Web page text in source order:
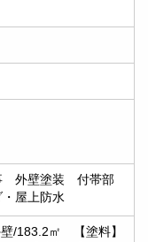
外壁塗装　付帯部
屋上防水
/183.2㎡　【塗料】